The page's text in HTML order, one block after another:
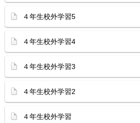
４年生校外学習5
４年生校外学習4
４年生校外学習3
４年生校外学習2
４年生校外学習